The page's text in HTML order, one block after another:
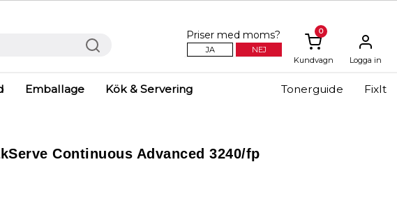
Priser med moms?
JA NEJ
0
Kundvagn Logga in
Emballage Kök & Servering Tonerguide FixIt
Continuous Advanced 3240/fp